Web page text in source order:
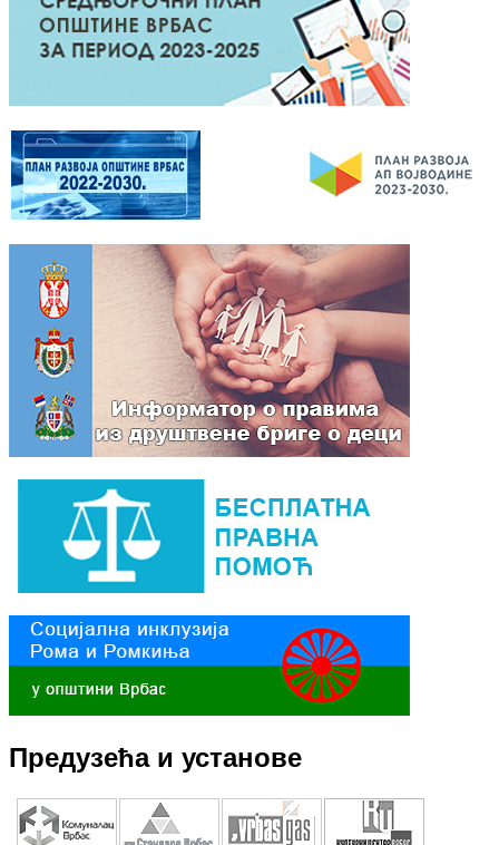
Предузећа и установе